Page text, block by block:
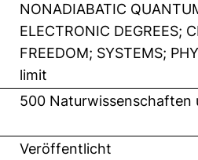
NONADIABATIC
ELECTRONIC DEGREES;
FREEDOM; SYSTEMS;
limit
500 Naturwissenschaften
Veröffentlicht